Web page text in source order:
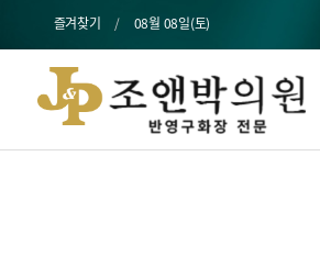
즐겨찾기 08월 08일(토)